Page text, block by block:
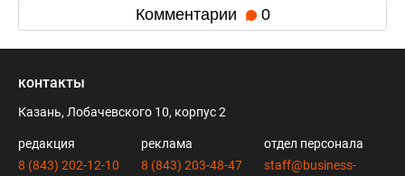
Комментарии 0
контакты
Казань, Лобачевского 10, корпус 2
редакция
8 (843) 202-12-10
реклама
8 (843) 203-48-47
отдел персонала
staff@business-